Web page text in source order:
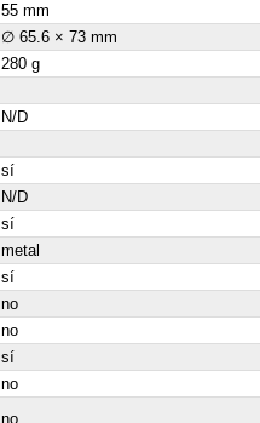
55 mm
∅ 65.6 × 73 mm
280 g
N/D
sí
N/D
sí
metal
sí
no
no
sí
no
no